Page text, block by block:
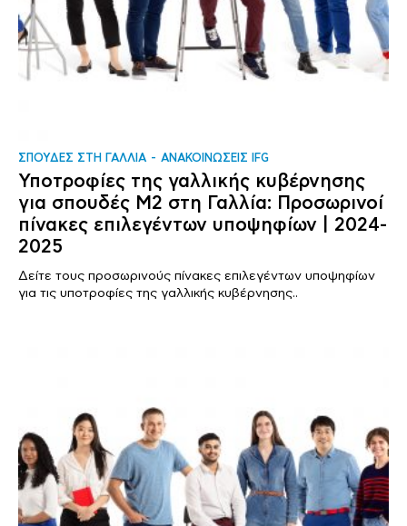
ΣΠΟΥΔΕΣ ΣΤΗ ΓΑΛΛΙΑ ΑΝΑΚΟΙΝΩΣΕΙΣ IFG
Υποτροφίες της γαλλικής κυβέρνησης
για σπουδές Μ2 στη Γαλλία: Προσωρινοί
πίνακες επιλεγέντων υποψηφίων | 2024-
2025
Δείτε τους προσωρινούς πίνακες επιλεγέντων υποψηφίων
για τις υποτροφίες της γαλλικής κυβέρνησης..